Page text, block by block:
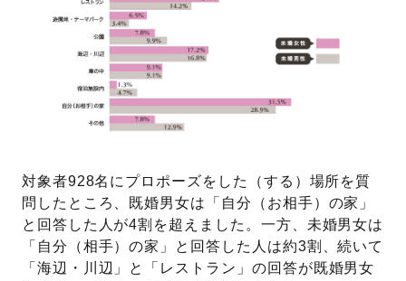
対象者928名にプロポーズをした（する）場所を質
問したところ、既婚男女は「自分（お相手）の家」
と回答した人が4割を超えました。一方、未婚男女は
「自分（相手）の家」と回答した人は約3割、続いて
「海辺・川辺」と「レストラン」の回答が既婚男女